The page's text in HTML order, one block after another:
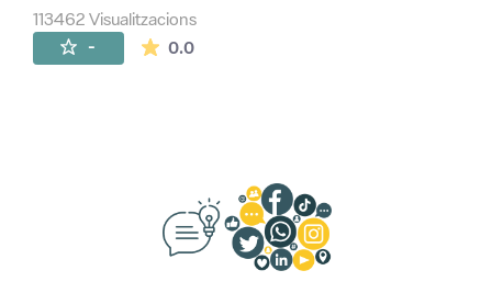
113462 Visualitzacions
- 0.0La mitjana de les valoracions és de 0